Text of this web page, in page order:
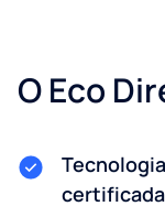
O Eco
certificada